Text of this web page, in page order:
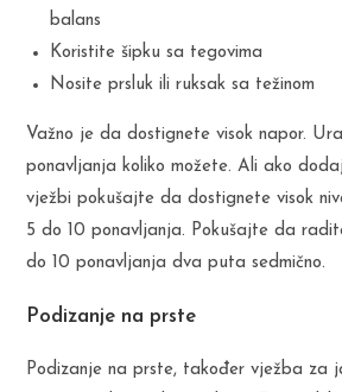
balans
Koristite šipku sa tegovima
Nosite prsluk ili ruksak sa težinom
Važno je da dostignete visok napor.
ponavljanja koliko možete. Ali ako
vježbi pokušajte da dostignete visok
5 do 10 ponavljanja. Pokušajte da
do 10 ponavljanja dva puta sedmično.
Podizanje na prste
Podizanje na prste, također vježba za